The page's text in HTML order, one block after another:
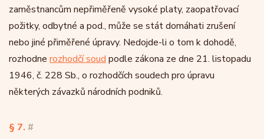
zaměstnancům nepřiměřeně vysoké platy, zaopatřovací
požitky, odbytné a pod., může se stát domáhati zrušení
nebo jiné přiměřené úpravy. Nedojde-li o tom k dohodě,
rozhodne rozhodčí soud podle zákona ze dne 21. listopadu
1946, č. 228 Sb., o rozhodčích soudech pro úpravu
některých závazků národních podniků.
§ 7. #